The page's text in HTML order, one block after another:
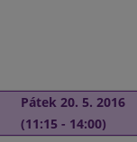
Pátek 20. 5. 2016
(11:15 - 14:00)